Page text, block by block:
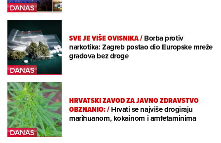
SVE JE VIŠE OVISNIKA/Borba protiv
narkotika: Zagreb postao dio Europske mreže
gradova bez droge
HRVATSKI ZAVOD ZA JAVNO ZDRAVSTVO
OBZNANIO:/Hrvati se najviše drogiraju
marihuanom, kokainom i amfetaminima